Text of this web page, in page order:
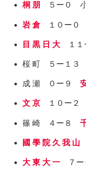
桐 朋 ５ー０
岩 倉１０ー０
目 黒 日 大 １１
桜 町 ５ー１
成 瀬 ０ー９
文 京 １０ー２
篠 崎 ４ー８
國 學 院 久 我 山
大 東 大 一 ７ー